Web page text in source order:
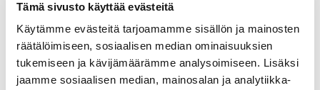
Tämä sivusto käyttää evästeitä
Käytämme evästeitä tarjoamamme sisällön ja mainosten
räätälöimiseen, sosiaalisen median ominaisuuksien
tukemiseen ja kävijämäärämme analysoimiseen. Lisäksi
jaamme sosiaalisen median, mainosalan ja analytiikka-
Jaa sosiaalisessa mediassa